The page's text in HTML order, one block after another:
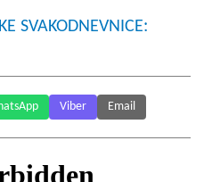
SVAKODNEVNICE:
Viber Email